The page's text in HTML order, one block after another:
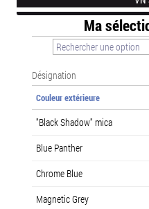
Ma
Désignation
Couleur extérieure
"Black Shadow" mica
Blue Panther
Chrome Blue
Magnetic Grey